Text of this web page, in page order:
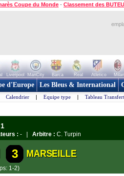
Coupe du Monde - Classement des
Liverpool ManCity Barca Real Atletico Milan
d'Europe Les Bleus & International
Calendrier | Equipe type | Tableau
: - | Arbitre : C. Turpin
3 MARSEILLE
1-2)